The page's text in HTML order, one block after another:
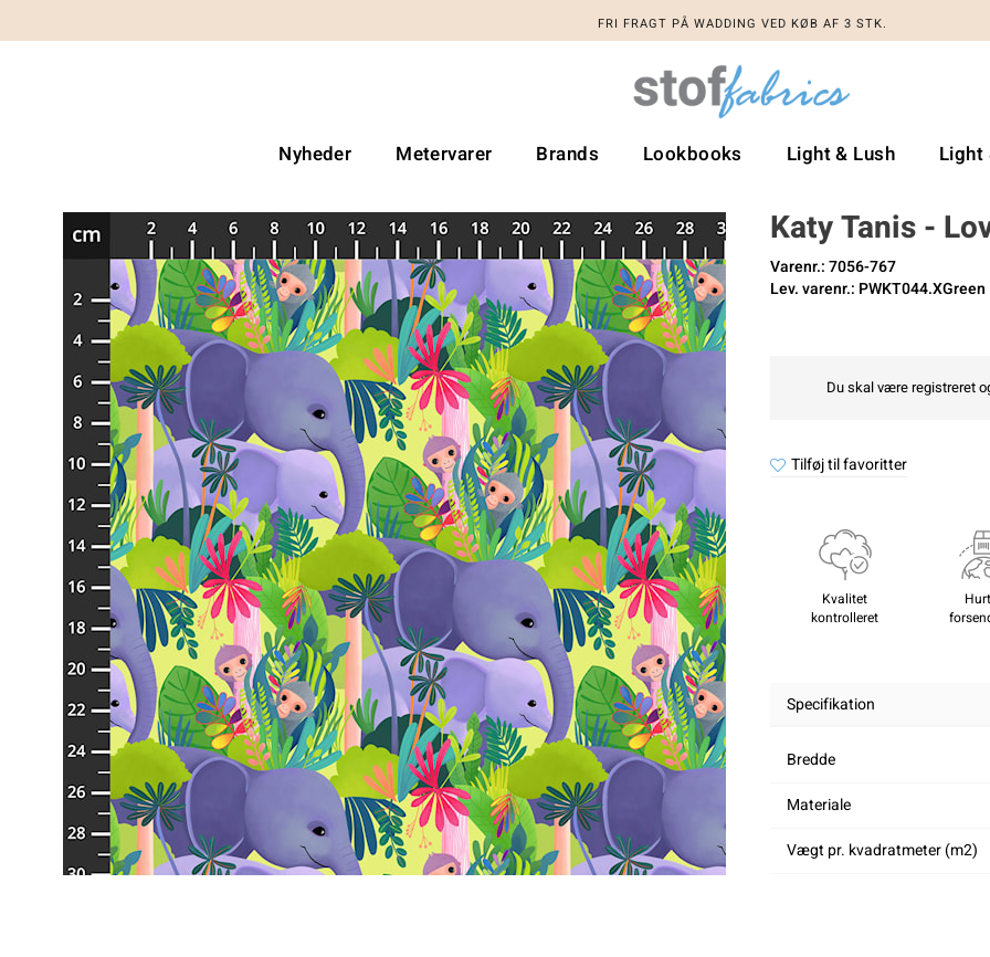
FRI FRAGT PÅ WADDING VED KØB AF 3 STK.
Nyheder Metervarer Brands Lookbooks Light & Lush Light
Katy Tanis -
Varenr.: 7056-767
Lev. varenr.: PWKT044.XGreen
Du skal være registreret
Tilføj til favoritter
Kvalitet
kontrolleret
Specifikation
Bredde
Materiale
Vægt pr. kvadratmeter (m2)